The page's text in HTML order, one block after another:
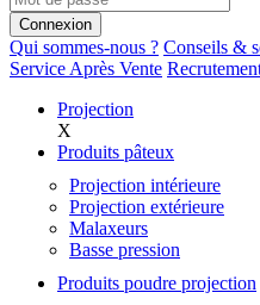
Connexion
Qui sommes-nous ? Conseils &
Service Après Vente
Projection
X
Produits pâteux
Projection intérieure
Projection extérieure
Malaxeurs
Basse pression
Produits poudre projection